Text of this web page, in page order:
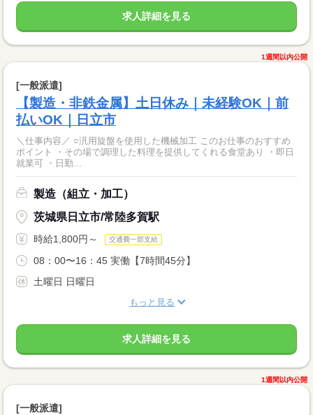
求人詳細を見る
1週間以内公開
[一般派遣]
【製造・非鉄金属】土日休み｜未経験OK｜前
払いOK｜日立市
＼仕事内容／ ○汎用旋盤を使用した機械加工 このお仕事のおすすめ
ポイント ・その場で調理した料理を提供してくれる食堂あり ・即日
就業可 ・日勤...
製造（組立・加工）
茨城県日立市/常陸多賀駅
時給1,800円～ 交通費一部支給
08：00〜16：45 実働【7時間45分】
土曜日 日曜日
もっと見る
求人詳細を見る
1週間以内公開
[一般派遣]